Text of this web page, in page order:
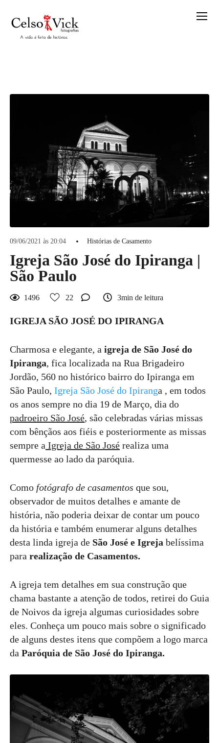
09/06/2021 às 20:04 Histórias de Casamento
Igreja São José do Ipiranga |
São Paulo
1496 22 3min de leitura
IGREJA SÃO JOSÉ DO IPIRANGA
Charmosa e elegante, a igreja de São José do
Ipiranga, fica localizada na Rua Brigadeiro
Jordão, 560 no histórico bairro do Ipiranga em
São Paulo, Igreja São José do Ipiranga , em todos
os anos sempre no dia 19 de Março, dia do
padroeiro São José, são celebradas várias missas
com bênçãos aos fiéis e posteriormente as missas
sempre a Igreja de São José realiza uma
quermesse ao lado da paróquia.
Como fotógrafo de casamentos que sou,
observador de muitos detalhes e amante de
história, não poderia deixar de contar um pouco
da história e também enumerar alguns detalhes
desta linda igreja de São José e Igreja belíssima
para realização de Casamentos.
A igreja tem detalhes em sua construção que
chama bastante a atenção de todos, retirei do Guia
de Noivos da igreja algumas curiosidades sobre
eles. Conheça um pouco mais sobre o significado
de alguns destes itens que compõem a logo marca
da Paróquia de São José do Ipiranga.